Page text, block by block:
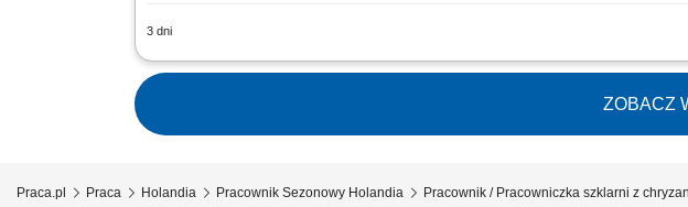
3 dni
sadzenie, zbiór, sortowanie, pakowanie i mycie warzyw; praca na
ZOBACZ
Praca.pl Praca Holandia Pracownik Sezonowy Holandia Pracownik / Pracowniczka szklarni z